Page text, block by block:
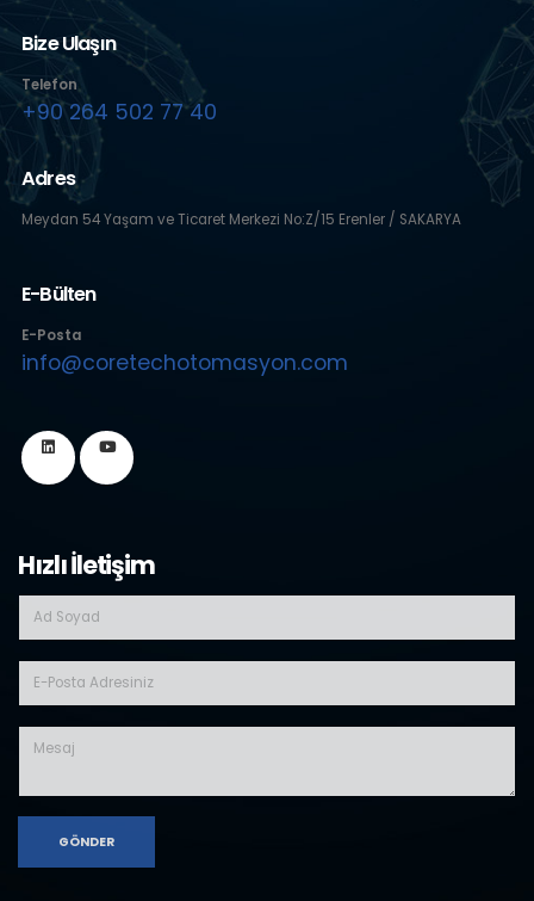
Bize Ulaşın
Telefon
+90 264 502 77 40
Adres
Meydan 54 Yaşam ve Ticaret Merkezi No:Z/15 Erenler / SAKARYA
E-Bülten
E-Posta
info@coretechotomasyon.com
Hızlı İletişim
GÖNDER